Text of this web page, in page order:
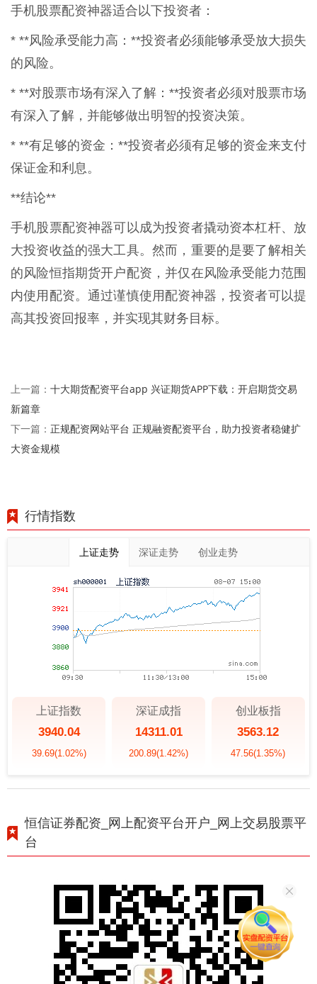
手机股票配资神器适合以下投资者：
* **风险承受能力高：**投资者必须能够承受放大损失
的风险。
* **对股票市场有深入了解：**投资者必须对股票市场
有深入了解，并能够做出明智的投资决策。
* **有足够的资金：**投资者必须有足够的资金来支付
保证金和利息。
**结论**
手机股票配资神器可以成为投资者撬动资本杠杆、放
大投资收益的强大工具。然而，重要的是要了解相关
的风险恒指期货开户配资，并仅在风险承受能力范围
内使用配资。通过谨慎使用配资神器，投资者可以提
高其投资回报率，并实现其财务目标。
上一篇： 十大期货配资平台app 兴证期货APP下载：开启期货交易
新篇章
下一篇： 正规配资网站平台 正规融资配资平台，助力投资者稳健扩
大资金规模
行情指数
上证走势 深证走势 创业走势
上证指数
3940.04
39.69(1.02%)
深证成指
14311.01
200.89(1.42%)
创业板指
3563.12
47.56(1.35%)
恒信证券配资_网上配资平台开户_网上交易股票平
台